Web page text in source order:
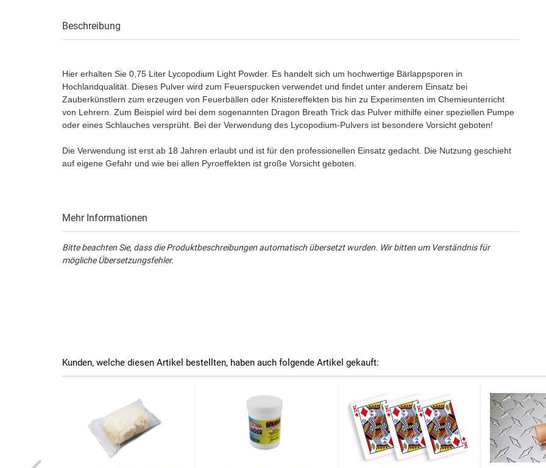
Beschreibung
Hier erhalten Sie 0,75 Liter Lycopodium Light Powder. Es handelt sich um hochwertige Bärlappsporen in
Hochlandqualität. Dieses Pulver wird zum Feuerspucken verwendet und findet unter anderem Einsatz bei
Zauberkünstlern zum erzeugen von Feuerbällen oder Knistereffekten bis hin zu Experimenten im Chemieunterricht
von Lehrern. Zum Beispiel wird bei dem sogenannten Dragon Breath Trick das Pulver mithilfe einer speziellen Pumpe
oder eines Schlauches versprüht. Bei der Verwendung des Lycopodium-Pulvers ist besondere Vorsicht geboten!
Die Verwendung ist erst ab 18 Jahren erlaubt und ist für den professionellen Einsatz gedacht. Die Nutzung geschieht
auf eigene Gefahr und wie bei allen Pyroeffekten ist große Vorsicht geboten.
Mehr Informationen
Bitte beachten Sie, dass die Produktbeschreibungen automatisch übersetzt wurden. Wir bitten um Verständnis für
mögliche Übersetzungsfehler.
Kunden, welche diesen Artikel bestellten, haben auch folgende Artikel gekauft: